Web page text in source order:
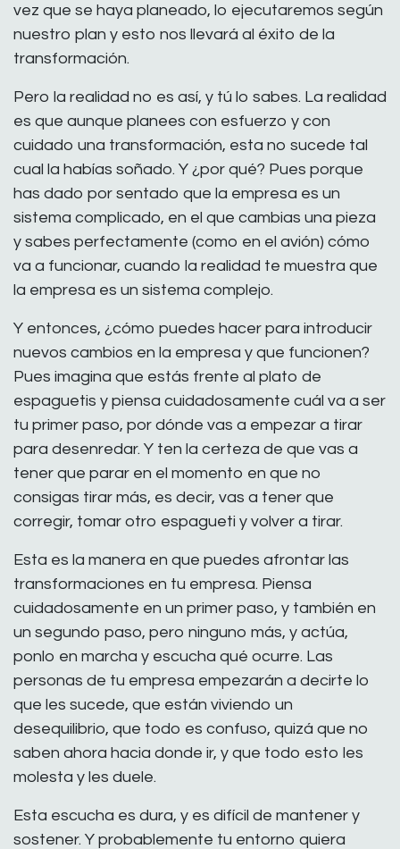
vez que se haya planeado, lo ejecutaremos según
nuestro plan y esto nos llevará al éxito de la
transformación.
Pero la realidad no es así, y tú lo sabes. La realidad
es que aunque planees con esfuerzo y con
cuidado una transformación, esta no sucede tal
cual la habías soñado. Y ¿por qué? Pues porque
has dado por sentado que la empresa es un
sistema complicado, en el que cambias una pieza
y sabes perfectamente (como en el avión) cómo
va a funcionar, cuando la realidad te muestra que
la empresa es un sistema complejo.
Y entonces, ¿cómo puedes hacer para introducir
nuevos cambios en la empresa y que funcionen?
Pues imagina que estás frente al plato de
espaguetis y piensa cuidadosamente cuál va a ser
tu primer paso, por dónde vas a empezar a tirar
para desenredar. Y ten la certeza de que vas a
tener que parar en el momento en que no
consigas tirar más, es decir, vas a tener que
corregir, tomar otro espagueti y volver a tirar.
Esta es la manera en que puedes afrontar las
transformaciones en tu empresa. Piensa
cuidadosamente en un primer paso, y también en
un segundo paso, pero ninguno más, y actúa,
ponlo en marcha y escucha qué ocurre. Las
personas de tu empresa empezarán a decirte lo
que les sucede, que están viviendo un
desequilibrio, que todo es confuso, quizá que no
saben ahora hacia donde ir, y que todo esto les
molesta y les duele.
Esta escucha es dura, y es difícil de mantener y
sostener. Y probablemente tu entorno quiera